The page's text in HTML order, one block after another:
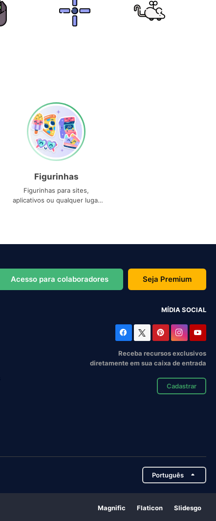
Figurinhas
Figurinhas para sites,
aplicativos ou qualquer lugar
Acesso para colaboradores Seja Premium
MÍDIA SOCIAL
Receba recursos exclusivos
diretamente em sua caixa de entrada
Cadastrar
Português
Magnific Flaticon Slidesgo